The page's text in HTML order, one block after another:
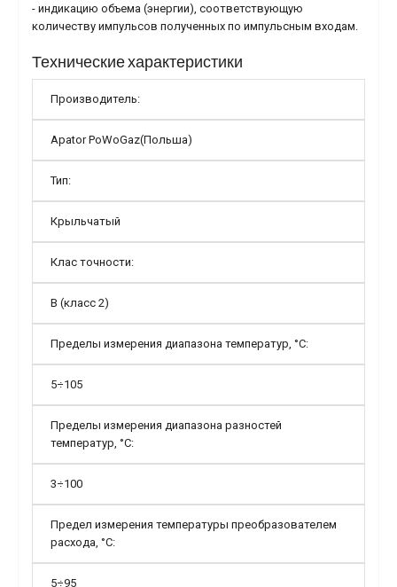
- индикацию объема (энергии), соответствующую
количеству импульсов полученных по импульсным входам.
Технические характеристики
Производитель:
Apator PoWoGaz(Польша)
Тип:
Крыльчатый
Клас точности:
В (класс 2)
Пределы измерения диапазона температур, °С:
5÷105
Пределы измерения диапазона разностей
температур, °С:
3÷100
Предел измерения температуры преобразователем
расхода, °С:
5÷95